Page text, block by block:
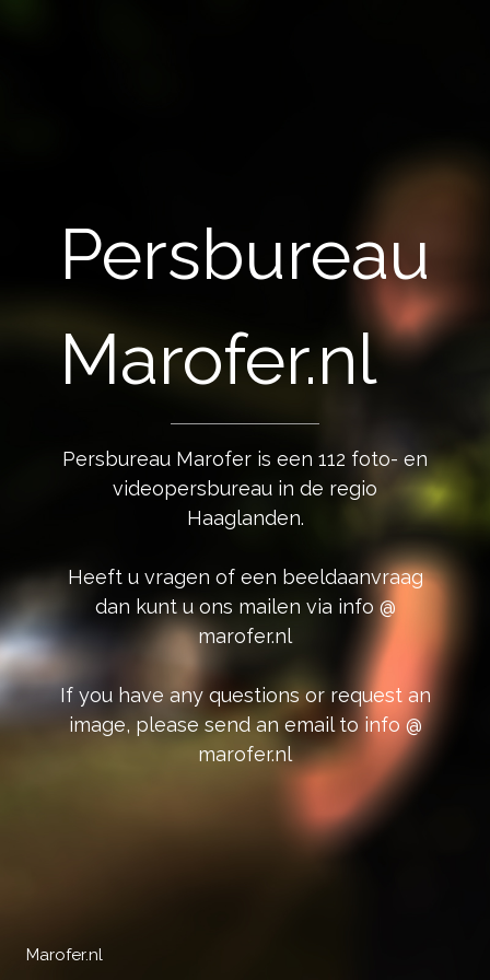
Persbureau
Marofer.nl
Persbureau Marofer is een 112 foto- en
videopersbureau in de regio
Haaglanden.
Heeft u vragen of een beeldaanvraag
dan kunt u ons mailen via info @
marofer.nl
If you have any questions or request an
image, please send an email to info @
marofer.nl
Marofer.nl